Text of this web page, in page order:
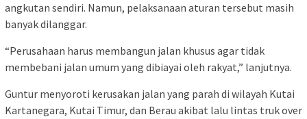
angkutan sendiri. Namun, pelaksanaan aturan tersebut masih
banyak dilanggar.
“Perusahaan harus membangun jalan khusus agar tidak
membebani jalan umum yang dibiayai oleh rakyat,” lanjutnya.
Guntur menyoroti kerusakan jalan yang parah di wilayah Kutai
Kartanegara, Kutai Timur, dan Berau akibat lalu lintas truk over